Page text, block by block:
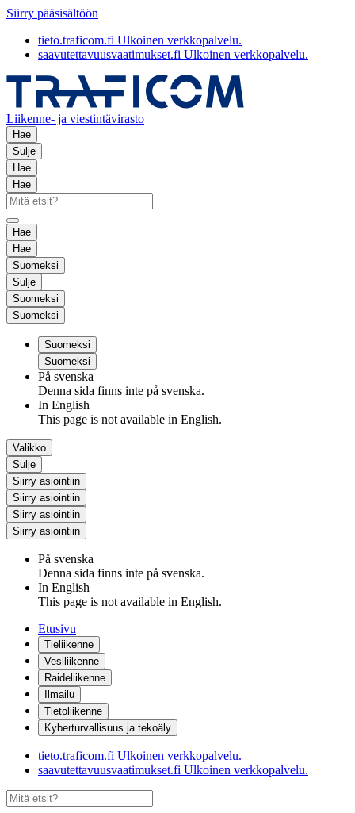
Siirry pääsisältöön
tieto.traficom.fi Ulkoinen verkkopalvelu.
saavutettavuusvaatimukset.fi Ulkoinen verkkopalvelu.
Liikenne- ja viestintävirasto
Hae
Sulje
Hae
Hae
Hae
Hae
Suomeksi
Sulje
Suomeksi
Suomeksi
Suomeksi
Suomeksi
På svenska
Denna sida finns inte på svenska.
In English
This page is not available in English.
Valikko
Sulje
Siirry asiointiin
Siirry asiointiin
Siirry asiointiin
Siirry asiointiin
På svenska
Denna sida finns inte på svenska.
In English
This page is not available in English.
Etusivu
Tieliikenne
Vesiliikenne
Raideliikenne
Ilmailu
Tietoliikenne
Kyberturvallisuus ja tekoäly
tieto.traficom.fi Ulkoinen verkkopalvelu.
saavutettavuusvaatimukset.fi Ulkoinen verkkopalvelu.